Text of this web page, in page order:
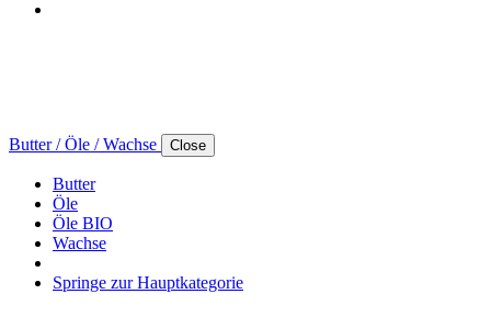
Butter / Öle / Wachse Close
Butter
Öle
Öle BIO
Wachse
Springe zur Hauptkategorie